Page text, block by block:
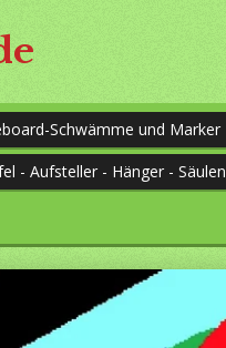
Schwämme und Marker
- Aufsteller - Hänger - Säulen